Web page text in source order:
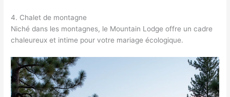
4. Chalet de montagne
Niché dans les montagnes, le Mountain Lodge offre un cadre
chaleureux et intime pour votre mariage écologique.